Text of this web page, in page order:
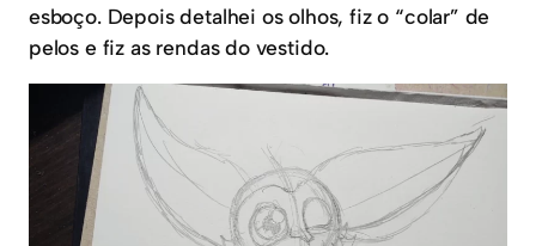
esboço. Depois detalhei os olhos, fiz o “colar” de
pelos e fiz as rendas do vestido.